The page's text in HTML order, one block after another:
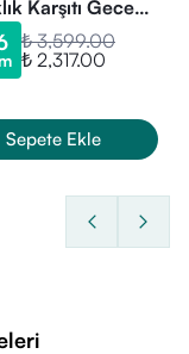
ve gece
Caudalie
Karşıtı Gece
Kremi 50ml
₺ 3,599.00
₺ 2,317.00
Sepete Ekle